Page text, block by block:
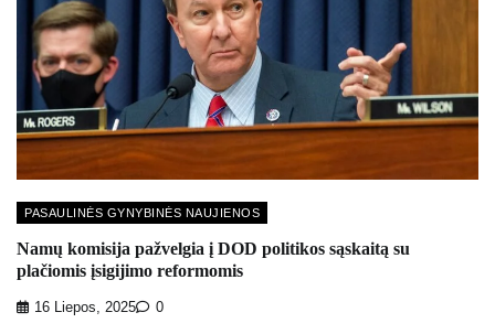
PASAULINĖS GYNYBINĖS NAUJIENOS
Namų komisija pažvelgia į DOD politikos sąskaitą su
plačiomis įsigijimo reformomis
16 Liepos, 2025 0